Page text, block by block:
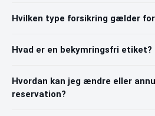
Hvilken type forsikring gælder
Hvad er en bekymringsfri etiket?
Hvordan kan jeg ændre eller
reservation?